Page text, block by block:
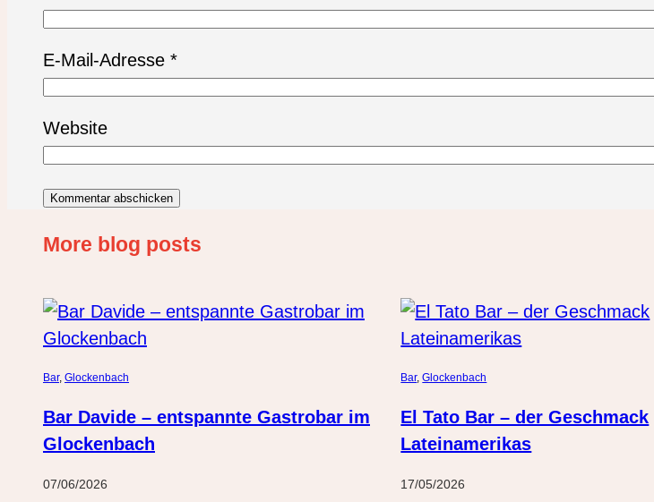
E-Mail-Adresse *
Website
More blog posts
Bar, Glockenbach
Bar Davide – entspannte Gastrobar im
Glockenbach
07/06/2026
Bar, Glockenbach
El Tato Bar – der Geschmack
Lateinamerikas
17/05/2026